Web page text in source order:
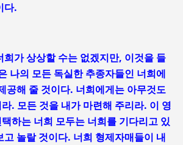
다.
희가 상상할 수는 없겠지만, 이것을 들
나의 모든 독실한 추종자들인 너희에
공해 줄 것이다. 너희에게는 아무것도
. 모든 것을 내가 마련해 주리라. 이 영
하는 너희 모두는 너희를 기다리고 있
고 놀랄 것이다. 너희 형제자매들이 내